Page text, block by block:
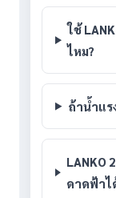
ใช้
ไหม?
ถ้าน้ำแร
LANKO
ดาดฟ้าไ